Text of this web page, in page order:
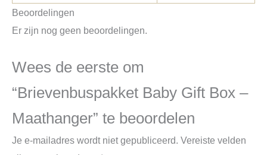
Beoordelingen
Er zijn nog geen beoordelingen.
Wees de eerste om
“Brievenbuspakket Baby Gift Box –
Maathanger” te beoordelen
Je e-mailadres wordt niet gepubliceerd. Vereiste velden